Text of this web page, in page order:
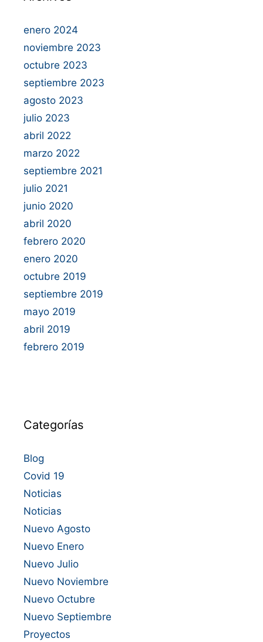
enero 2024
noviembre 2023
octubre 2023
septiembre 2023
agosto 2023
julio 2023
abril 2022
marzo 2022
septiembre 2021
julio 2021
junio 2020
abril 2020
febrero 2020
enero 2020
octubre 2019
septiembre 2019
mayo 2019
abril 2019
febrero 2019
Categorías
Blog
Covid 19
Noticias
Noticias
Nuevo Agosto
Nuevo Enero
Nuevo Julio
Nuevo Noviembre
Nuevo Octubre
Nuevo Septiembre
Proyectos